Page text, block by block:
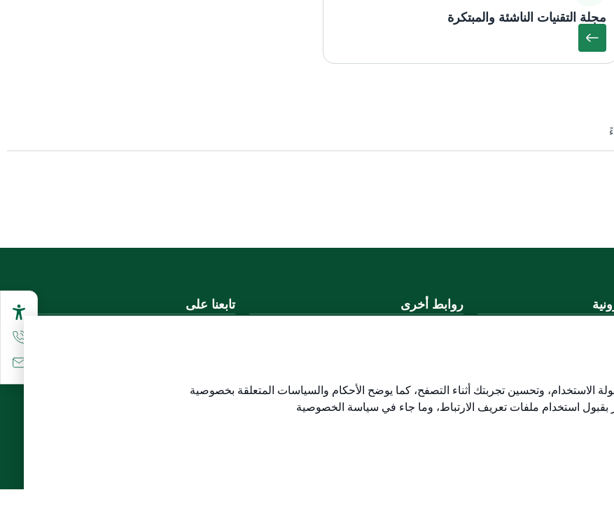
مجلة التقنيات الناشئة والمبتكرة
روابط أخرى
منصة الاستشارات القانونية (استطلاع)
التوظيف
تابعنا على
الاستخدام، وتحسين تجربتك أثناء التصفح، كما يوضح الأحكام والسياسات المتعلقة بخصوصية
بقبول استخدام ملفات تعريف الارتباط، وما جاء في سياسة الخصوصية